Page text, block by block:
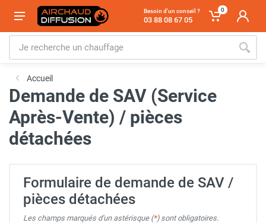
Besoin d'un conseil ?
03 88 08 67 05
0
Accueil
Demande de SAV (Service
Après-Vente) / pièces
détachées
Formulaire de demande de SAV /
pièces détachées
Les champs marqués d'un astérisque (*) sont obligatoires.